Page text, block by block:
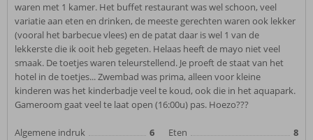
waren met 1 kamer. Het buffet restaurant was wel schoon, veel
variatie aan eten en drinken, de meeste gerechten waren ook lekker
(vooral het barbecue vlees) en de patat daar is wel 1 van de
lekkerste die ik ooit heb gegeten. Helaas heeft de mayo niet veel
smaak. De toetjes waren teleurstellend. Je proeft de staat van het
hotel in de toetjes... Zwembad was prima, alleen voor kleine
kinderen was het kinderbadje veel te koud, ook die in het aquapark.
Gameroom gaat veel te laat open (16:00u) pas. Hoezo???
Algemene indruk
6
Eten
8